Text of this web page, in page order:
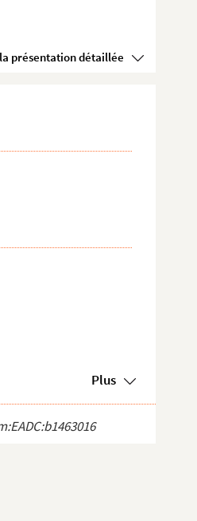
Voir la présentation détaillée
Plus